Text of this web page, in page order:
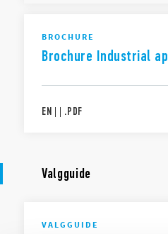
BROCHURE
Brochure Industrial
EN | | .PDF
Valgguide
VALGGUIDE